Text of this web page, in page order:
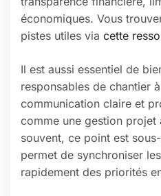
économiques. Vous
pistes utiles via cette
Il est aussi essentiel de
responsables de chantier
communication claire et
comme une gestion projet
souvent, ce point est
permet de synchroniser
rapidement des priorités